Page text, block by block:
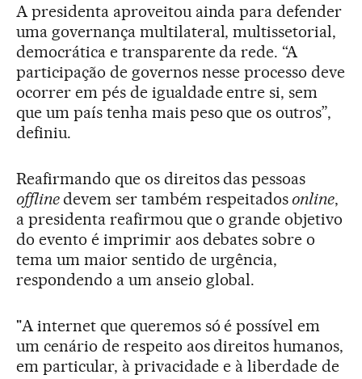
A presidenta aproveitou ainda para defender
uma governança multilateral, multissetorial,
democrática e transparente da rede. “A
participação de governos nesse processo deve
ocorrer em pés de igualdade entre si, sem
que um país tenha mais peso que os outros”,
definiu.
Reafirmando que os direitos das pessoas
offlinedevem ser também respeitados online,
a presidenta reafirmou que o grande objetivo
do evento é imprimir aos debates sobre o
tema um maior sentido de urgência,
respondendo a um anseio global.
"A internet que queremos só é possível em
um cenário de respeito aos direitos humanos,
em particular, à privacidade e à liberdade de